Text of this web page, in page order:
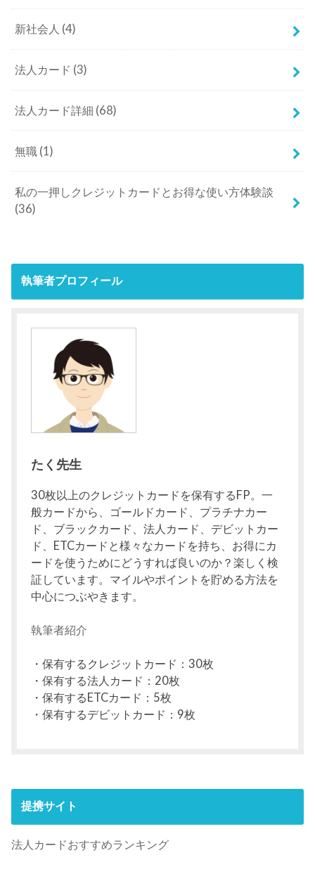
新社会人 (4)
法人カード (3)
法人カード詳細 (68)
無職 (1)
私の一押しクレジットカードとお得な使い方体験談
(36)
執筆者プロフィール
たく先生
30枚以上のクレジットカードを保有するFP。一
般カードから、ゴールドカード、プラチナカー
ド、ブラックカード、法人カード、デビットカー
ド、ETCカードと様々なカードを持ち、お得にカ
ードを使うためにどうすれば良いのか？楽しく検
証しています。マイルやポイントを貯める方法を
中心につぶやきます。
執筆者紹介
・保有するクレジットカード：30枚
・保有する法人カード：20枚
・保有するETCカード：5枚
・保有するデビットカード：9枚
提携サイト
法人カードおすすめランキング